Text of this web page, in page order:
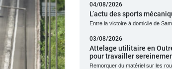
04/08/2026
L’actu des sports
Entre la victoire à domicile de
03/08/2026
Attelage utilitaire en
pour travailler
Remorquer du matériel sur les